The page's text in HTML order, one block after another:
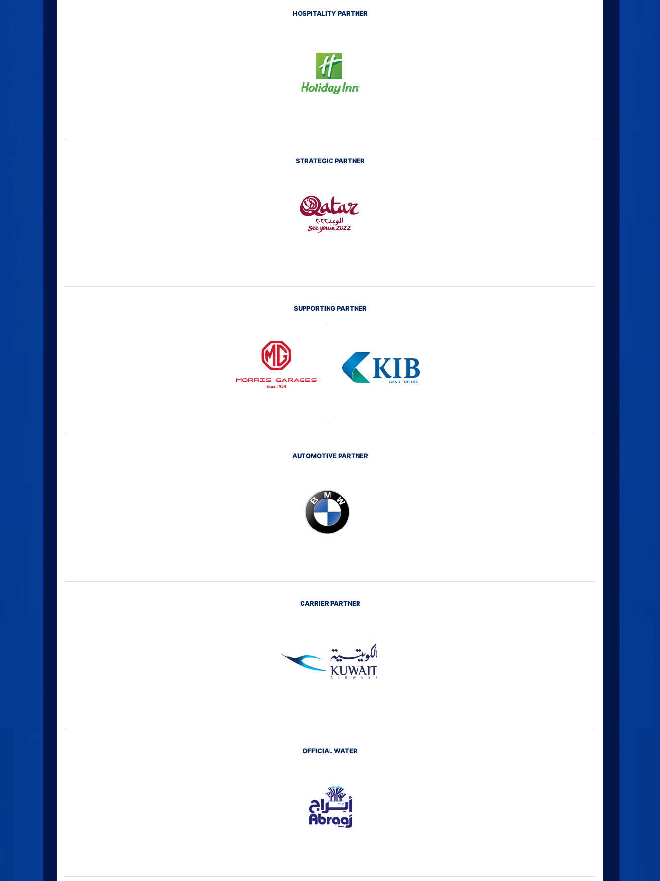
HOSPITALITY PARTNER
STRATEGIC PARTNER
SUPPORTING PARTNER
AUTOMOTIVE PARTNER
CARRIER PARTNER
OFFICIAL WATER